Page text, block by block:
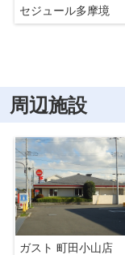
セジュール多摩境
周辺施設
ガスト 町田小山店